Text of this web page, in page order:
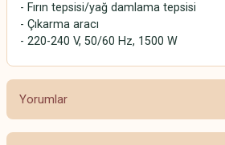
- Fırın tepsisi/yağ damlama tepsisi
- Çıkarma aracı
- 220-240 V, 50/60 Hz, 1500 W
Yorumlar